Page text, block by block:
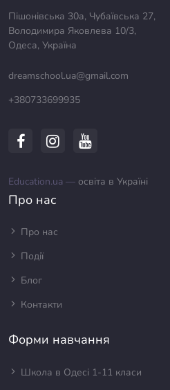
Пішонівська 30а, Чубаївська 27,
Володимира Яковлева 10/3,
Одеса, Україна
dreamschool.ua@gmail.com
+380733699935
Education.ua — освіта в Україні
Про нас
Про нас
Події
Блог
Контакти
Форми навчання
Школа в Одесі 1-11 класи